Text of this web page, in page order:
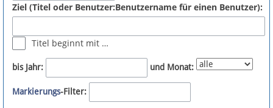
Newsletter
Bluesky
Ziel (Titel oder Benutzer:Benutzername für einen Benutzer):
Titel beginnt mit …
bis Jahr: und Monat:
Markierungs-Filter: